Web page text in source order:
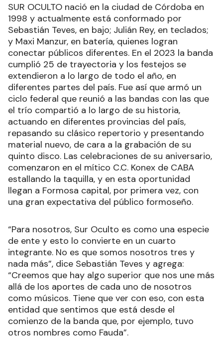
SUR OCULTO nació en la ciudad de Córdoba en
1998 y actualmente está conformado por
Sebastián Teves, en bajo; Julián Rey, en teclados;
y Maxi Manzur, en batería, quienes logran
conectar públicos diferentes. En el 2023 la banda
cumplió 25 de trayectoria y los festejos se
extendieron a lo largo de todo el año, en
diferentes partes del país. Fue así que armó un
ciclo federal que reunió a las bandas con las que
el trío compartió a lo largo de su historia,
actuando en diferentes provincias del país,
repasando su clásico repertorio y presentando
material nuevo, de cara a la grabación de su
quinto disco. Las celebraciones de su aniversario,
comenzaron en el mítico C.C. Konex de CABA
estallando la taquilla, y en esta oportunidad
llegan a Formosa capital, por primera vez, con
una gran expectativa del público formoseño.
“Para nosotros, Sur Oculto es como una especie
de ente y esto lo convierte en un cuarto
integrante. No es que somos nosotros tres y
nada más”, dice Sebastián Teves y agrega:
“Creemos que hay algo superior que nos une más
allá de los aportes de cada uno de nosotros
como músicos. Tiene que ver con eso, con esta
entidad que sentimos que está desde el
comienzo de la banda que, por ejemplo, tuvo
otros nombres como Fauda”.